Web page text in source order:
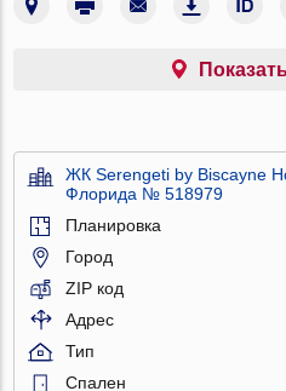
ЖК Serengeti by Biscayne
Флорида № 518979
Планировка
Город
ZIP код
Адрес
Тип
Спален